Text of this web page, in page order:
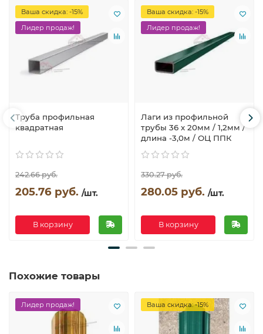
Ваша скидка: -15%
Лидер продаж!
Труба профильная
квадратная
242.66 руб.
205.76 руб. /шт.
В корзину
Ваша скидка: -15%
Лидер продаж!
Лаги из профильной
трубы 36 х 20мм / 1,2мм /
длина -3,0м / ОЦ ППК
330.27 руб.
280.05 руб. /шт.
В корзину
Похожие товары
Лидер продаж! Ваша скидка: -15%